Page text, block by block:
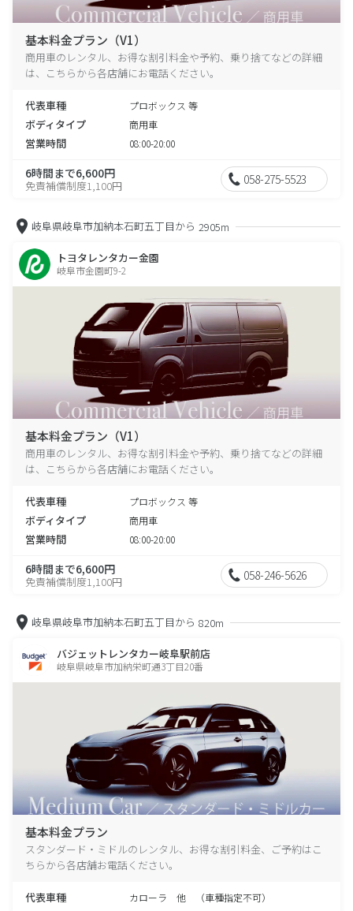
基本料金プラン（V1）
商用車のレンタル、お得な割引料金や予約、乗り捨てなどの詳細
は、こちらから各店舗にお電話ください。
代表車種 プロボックス 等
ボディタイプ 商用車
営業時間 08:00-20:00
6時間まで6,600円
免責補償制度1,100円 058-275-5523
岐阜県岐阜市加納本石町五丁目から 2905m
トヨタレンタカー金園
岐阜市金園町9-2
基本料金プラン（V1）
商用車のレンタル、お得な割引料金や予約、乗り捨てなどの詳細
は、こちらから各店舗にお電話ください。
代表車種 プロボックス 等
ボディタイプ 商用車
営業時間 08:00-20:00
6時間まで6,600円
免責補償制度1,100円 058-246-5626
岐阜県岐阜市加納本石町五丁目から 820m
バジェットレンタカー岐阜駅前店
岐阜県岐阜市加納栄町通3丁目20番
基本料金プラン
スタンダード・ミドルのレンタル、お得な割引料金、ご予約はこ
ちらから各店舗お電話ください。
代表車種 カローラ 他 （車種指定不可）